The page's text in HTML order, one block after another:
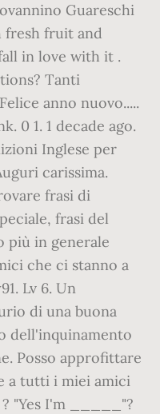
Guareschi
fresh fruit and
in love with it .
Tanti
anno nuovo.....
0 1. 1 decade ago.
Inglese per
carissima.
frasi di
frasi del
più in generale
che ci stanno a
Lv 6. Un
di una buona
dell'inquinamento
Posso approfittare
a tutti i miei amici
? "Yes I'm _____"?